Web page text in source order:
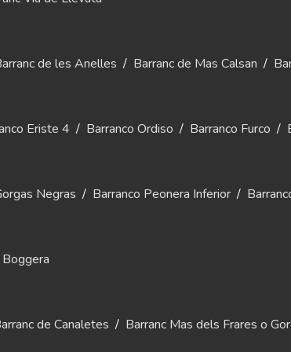
de les Anelles / Barranc de Mas Calsan /
Eriste 4 / Barranco Ordiso / Barranco Furco /
Negras / Barranco Peonera Inferior /
Boggera
de Canaletes / Barranc Mas dels Frares o